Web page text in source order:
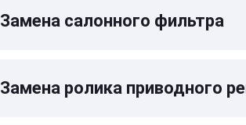
Замена салонного фильтра
Замена ролика приводного